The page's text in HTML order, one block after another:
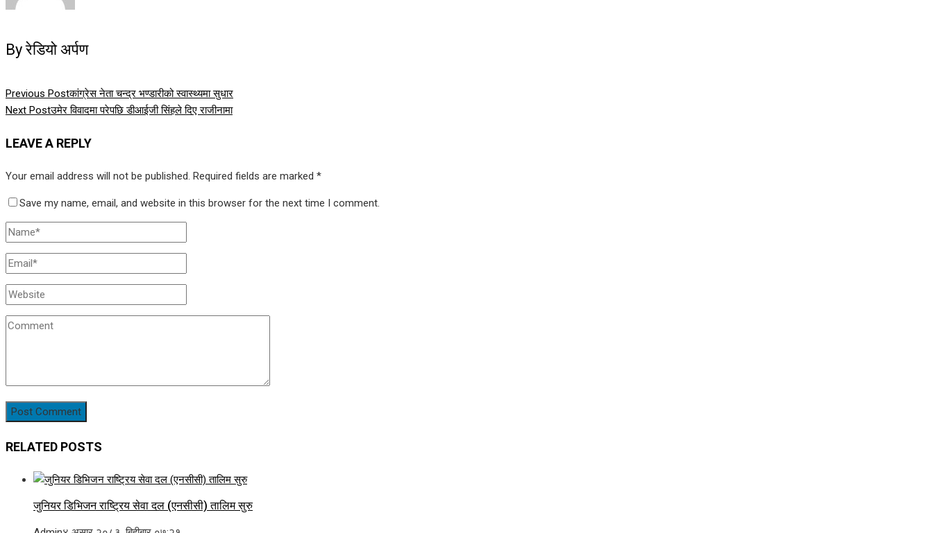
By रेडियो अर्पण
Previous Postकांग्रेस नेता चन्द्र भण्डारीको स्वास्थ्यमा सुधार
Next Postउमेर विवादमा परेपछि डीआईजी सिंहले दिए राजीनामा
LEAVE A REPLY
Your email address will not be published. Required fields are marked *
Save my name, email, and website in this browser for the next time I comment.
RELATED POSTS
जुनियर डिभिजन राष्ट्रिय सेवा दल (एनसीसी) तालिम सुरु